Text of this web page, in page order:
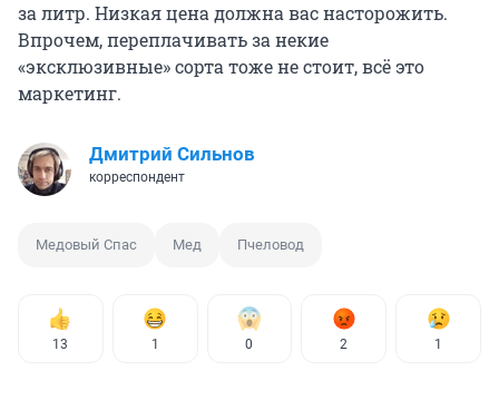
за литр. Низкая цена должна вас насторожить.
Впрочем, переплачивать за некие
«эксклюзивные» сорта тоже не стоит, всё это
маркетинг.
Дмитрий Сильнов
корреспондент
Медовый Спас Мед Пчеловод
13 1 0 2 1